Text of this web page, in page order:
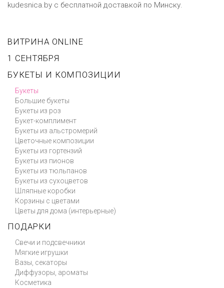
kudesnica.by c бесплатной доставкой по Минску.
ВИТРИНА ONLINE
1 СЕНТЯБРЯ
БУКЕТЫ И КОМПОЗИЦИИ
Букеты
Большие букеты
Букеты из роз
Букет-комплимент
Букеты из альстромерий
Цветочные композиции
Букеты из гортензий
Букеты из пионов
Букеты из тюльпанов
Букеты из сухоцветов
Шляпные коробки
Корзины с цветами
Цветы для дома (интерьерные)
ПОДАРКИ
Свечи и подсвечники
Мягкие игрушки
Вазы, секаторы
Диффузоры, ароматы
Косметика